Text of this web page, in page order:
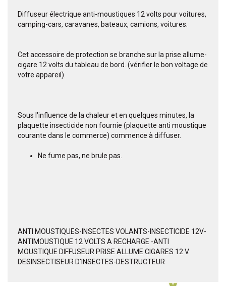
Diffuseur électrique anti-moustiques 12 volts pour voitures,
camping-cars, caravanes, bateaux, camions, voitures.
Cet accessoire de protection se branche sur la prise allume-
cigare 12 volts du tableau de bord. (vérifier le bon voltage de
votre appareil).
Sous l'influence de la chaleur et en quelques minutes, la
plaquette insecticide non fournie (plaquette anti moustique
courante dans le commerce) commence à diffuser.
Ne fume pas, ne brule pas.
ANTI MOUSTIQUES-INSECTES VOLANTS-INSECTICIDE 12V-
ANTIMOUSTIQUE 12 VOLTS A RECHARGE -ANTI
MOUSTIQUE DIFFUSEUR PRISE ALLUME CIGARES 12 V.
DESINSECTISEUR D'INSECTES-DESTRUCTEUR